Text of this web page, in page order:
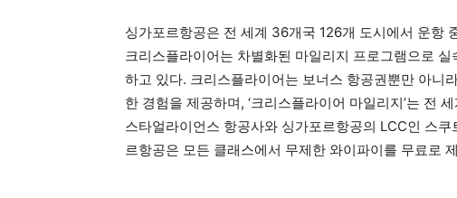
싱가포르항공은 전 세계 36개국 126개 도시에서 운항
크리스플라이어는 차별화된 마일리지 프로그램으로
하고 있다. 크리스플라이어는 보너스 항공권뿐만 아니
한 경험을 제공하며, ‘크리스플라이어 마일리지’는 전
스타얼라이언스 항공사와 싱가포르항공의 LCC인 스
르항공은 모든 클래스에서 무제한 와이파이를 무료로